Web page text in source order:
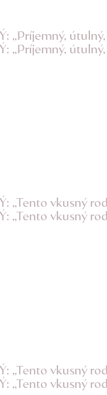
„Príjemný,
„Príjemný,
„Tento vkusný
„Tento vkusný
„Tento vkusný
„Tento vkusný